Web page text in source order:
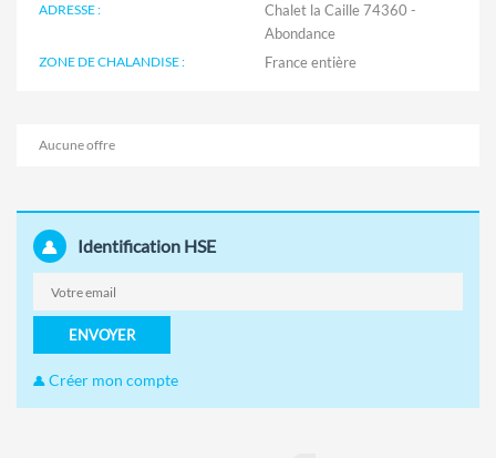
ADRESSE :
Chalet la Caille 74360 -
Abondance
ZONE DE CHALANDISE :
Aucune offre
Identification HSE
ENVOYER
Créer mon compte